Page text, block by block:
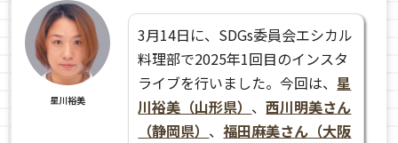
星川裕美
3月14日に、SDGs委員会エシカル
料理部で2025年1回目のインスタ
ライブを行いました。今回は、星
川裕美（山形県） 、西川明美さん
（静岡県） 、福田麻美さん（大阪